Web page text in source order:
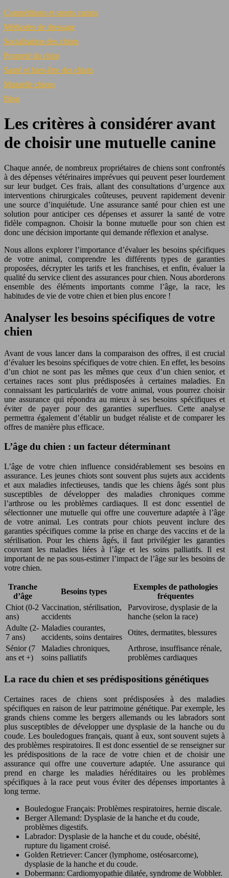
Compétitions et sports canins
Méthodes de dressage
Socialisation des chiots
Propreté du chiot
Santé et bien-être des chiots
Mutuelle chiens
Blog
Les critères à considérer avant
de choisir une mutuelle canine
Chaque année, de nombreux propriétaires de chiens sont confrontés
à des dépenses vétérinaires imprévues qui peuvent peser lourdement
sur leur budget. Ces frais, allant des consultations d’urgence aux
interventions chirurgicales coûteuses, peuvent rapidement devenir
une source d’inquiétude. Une assurance santé pour chien est une
solution pour anticiper ces dépenses et assurer la santé de votre
fidèle compagnon. Choisir la bonne mutuelle pour son chien est
donc une décision importante qui demande réflexion et analyse.
Nous allons explorer l’importance d’évaluer les besoins spécifiques
de votre animal, comprendre les différents types de garanties
proposées, décrypter les tarifs et les franchises, et enfin, évaluer la
qualité du service client des assurances pour chien. Nous aborderons
ensemble des éléments importants comme l’âge, la race, les
habitudes de vie de votre chien et bien plus encore !
Analyser les besoins spécifiques de votre
chien
Avant de vous lancer dans la comparaison des offres, il est crucial
d’évaluer les besoins spécifiques de votre chien. En effet, les besoins
d’un chiot ne sont pas les mêmes que ceux d’un chien senior, et
certaines races sont plus prédisposées à certaines maladies. En
connaissant les particularités de votre animal, vous pourrez choisir
une assurance qui répondra au mieux à ses besoins spécifiques et
éviter de payer pour des garanties superflues. Cette analyse
permettra également d’établir un budget réaliste et de comparer les
offres de manière plus efficace.
L’âge du chien : un facteur déterminant
L’âge de votre chien influence considérablement ses besoins en
assurance. Les jeunes chiots sont souvent plus sujets aux accidents
et aux maladies infectieuses, tandis que les chiens âgés sont plus
susceptibles de développer des maladies chroniques comme
l’arthrose ou les problèmes cardiaques. Il est donc essentiel de
sélectionner une mutuelle qui offre une couverture adaptée à l’âge
de votre animal. Les contrats pour chiots peuvent inclure des
garanties spécifiques comme la prise en charge des vaccins et de la
stérilisation. Pour les chiens âgés, il faut privilégier les garanties
couvrant les maladies liées à l’âge et les soins palliatifs. Il est
important de ne pas sous-estimer l’impact de l’âge sur les besoins de
votre chien.
Tranche
d’âge
Besoins types
Exemples de pathologies
fréquentes
Chiot (0-2
ans)
Vaccination, stérilisation,
accidents
Parvovirose, dysplasie de la
hanche (selon la race)
Adulte (2-
7 ans)
Maladies courantes,
accidents, soins dentaires
Otites, dermatites, blessures
Sénior (7
ans et +)
Maladies chroniques,
soins palliatifs
Arthrose, insuffisance rénale,
problèmes cardiaques
La race du chien et ses prédispositions génétiques
Certaines races de chiens sont prédisposées à des maladies
spécifiques en raison de leur patrimoine génétique. Par exemple, les
grands chiens comme les bergers allemands ou les labradors sont
plus susceptibles de développer une dysplasie de la hanche ou du
coude. Les bouledogues français, quant à eux, sont souvent sujets à
des problèmes respiratoires. Il est donc essentiel de se renseigner sur
les prédispositions de la race de votre chien et de choisir une
assurance qui offre une couverture adaptée. Une assurance qui
prend en charge les maladies héréditaires ou les problèmes
spécifiques à la race peut vous éviter des dépenses importantes à
long terme.
Bouledogue Français: Problèmes respiratoires, hernie discale.
Berger Allemand: Dysplasie de la hanche et du coude,
problèmes digestifs.
Labrador: Dysplasie de la hanche et du coude, obésité,
rupture du ligament croisé.
Golden Retriever: Cancer (lymphome, ostéosarcome),
dysplasie de la hanche et du coude.
Dobermann: Cardiomyopathie dilatée, syndrome de Wobbler.